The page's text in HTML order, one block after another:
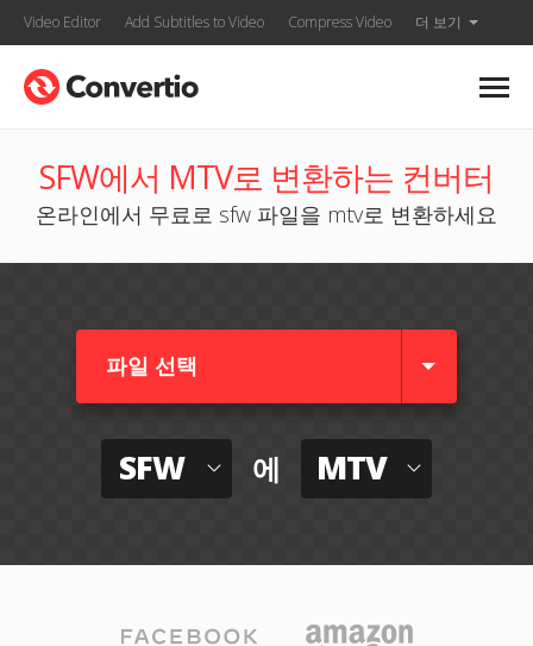
Video Editor Add Subtitles to Video Compress Video 더 보기
SFW에서 MTV로 변환하는 컨버터
온라인에서 무료로 sfw 파일을 mtv로 변환하세요
파일 선택
SFW 에 MTV